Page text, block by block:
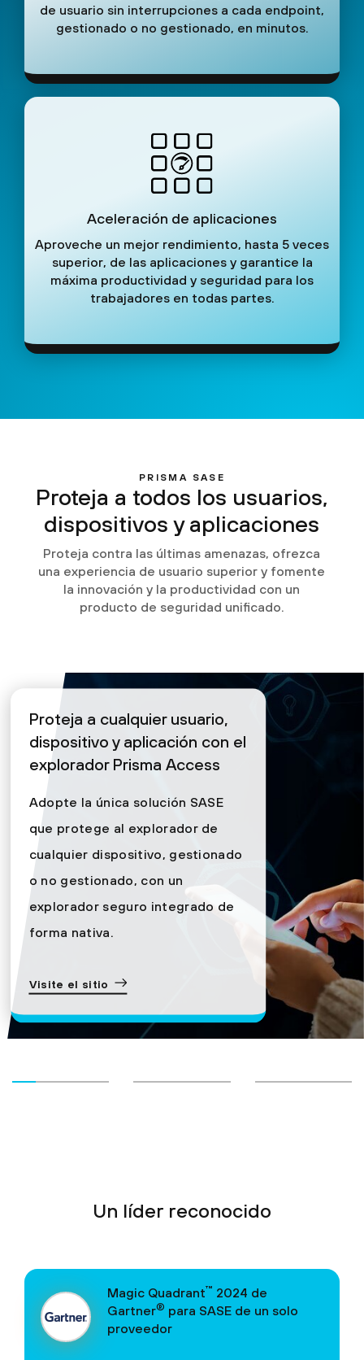
de usuario sin interrupciones a cada endpoint,
gestionado o no gestionado, en minutos.
Aceleración de aplicaciones
Aproveche un mejor rendimiento, hasta 5 veces
superior, de las aplicaciones y garantice la
máxima productividad y seguridad para los
trabajadores en todas partes.
PRISMA SASE
Proteja a todos los usuarios,
dispositivos y aplicaciones
Proteja contra las últimas amenazas, ofrezca
una experiencia de usuario superior y fomente
la innovación y la productividad con un
producto de seguridad unificado.
Proteja a cualquier usuario,
dispositivo y aplicación con el
explorador Prisma Access
Adopte la única solución SASE
que protege al explorador de
cualquier dispositivo, gestionado
o no gestionado, con un
explorador seguro integrado de
forma nativa.
Visite el sitio
Un líder reconocido
Magic Quadrant™ 2024 de
Gartner® para SASE de un solo
proveedor